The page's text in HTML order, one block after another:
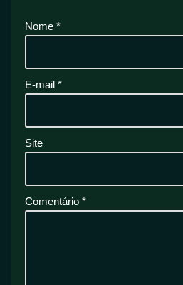
Nome *
E-mail *
Site
Comentário *